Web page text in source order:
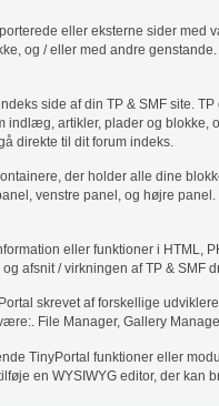
eller eksterne sider
og / eller med andre
side af din TP & SMF site.
indlæg, artikler, plader og blokke,
direkte til dit forum indeks.
der holder alle dine
venstre panel, og højre
eller funktioner i HTML,
afsnit / virkningen af ​​TP & SMF
skrevet af forskellige
File Manager, Gallery
TinyPortal funktioner eller
en WYSIWYG editor, der kan